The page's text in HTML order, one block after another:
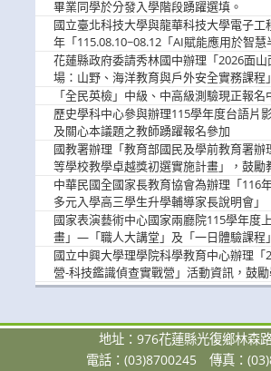
畢業同學於分發入學階段踴躍選填。
國立臺北科技大學與龍華科技大學電子工
年「115.08.10~08.12「AI賦能應用於智慧
歡迎學生踴躍報名參加
花蓮縣政府委請秀林國中辦理「2026面
場：山野、海洋教育與戶外安全實務課程
參加
「全民英檢」中級、中高級測驗現正報名
歷史學科中心參與辦理115學年度台語片
及關心本議題之教師踴躍報名參加
國教署辦理「教育部國民及學前教育署辦
等學校教學卓越獎初選實施計畫」，鼓勵
中華民國全國家長教育協會為辦理「116
多元入學高三學生升學輔導家長說明會」
國家表演藝術中心國家兩廳院115學年度
畫」—「職人大講堂」及「一日體驗課程
參與。
國立中興大學理學院科學教育中心辦理「
營-科技鑑識偵查實戰營」活動資訊，鼓
加。
地址：976花蓮縣光復鄉林森
電話：(03)8700245
傳真：